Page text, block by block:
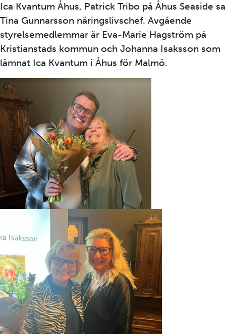
Ica Kvantum Åhus, Patrick Tribo på Åhus Seaside
Tina Gunnarsson näringslivschef. Avgående
styrelsemedlemmar är Eva-Marie Hagström på
Kristianstads kommun och Johanna Isaksson som
lämnat Ica Kvantum i Åhus för Malmö.